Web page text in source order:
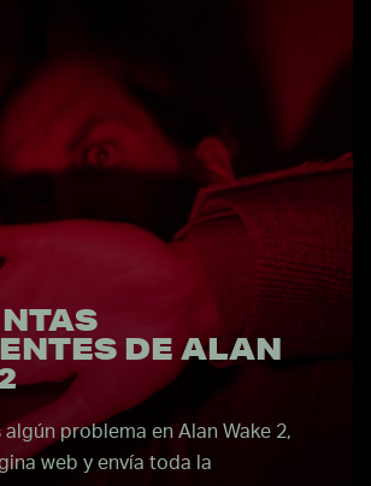
DE ALAN
problema en Alan Wake 2,
web y envía toda la